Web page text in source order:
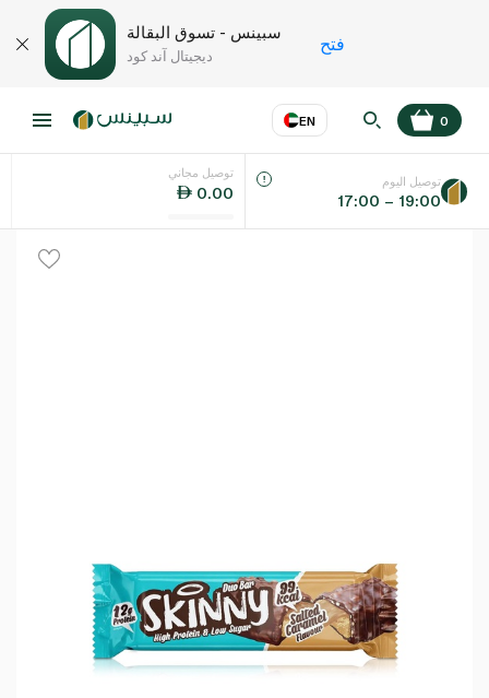
سبينس - تسوق البقالة
ديجيتال آند كود
فتح
EN
اللغة عر
0
توصيل مجاني
0.00
توصيل اليوم
17:00 – 19:00